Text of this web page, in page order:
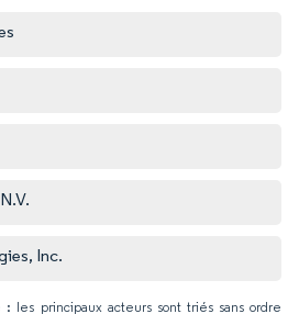
Inc.
: les principaux acteurs sont triés sans ordre